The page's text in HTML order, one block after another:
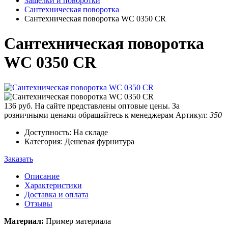
Сантехническая поворотка
Сантехническая поворотка WC 0350 CR
Сантехническая поворотка
WC 0350 CR
136 руб. На сайте представлены оптовые цены. За
розничными ценами обращайтесь к менеджерам Артикул: 350
Доступность: На складе
Категория: Дешевая фурнитура
Заказать
Описание
Характеристики
Доставка и оплата
Отзывы
Материал: Пример материала